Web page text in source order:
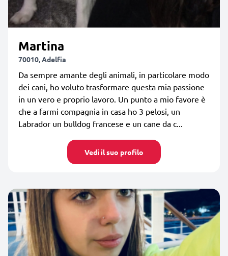
Martina
70010, Adelfia
Da sempre amante degli animali, in particolare modo
dei cani, ho voluto trasformare questa mia passione
in un vero e proprio lavoro. Un punto a mio favore è
che a farmi compagnia in casa ho 3 pelosi, un
Labrador un bulldog francese e un cane da c...
Vedi il suo profilo